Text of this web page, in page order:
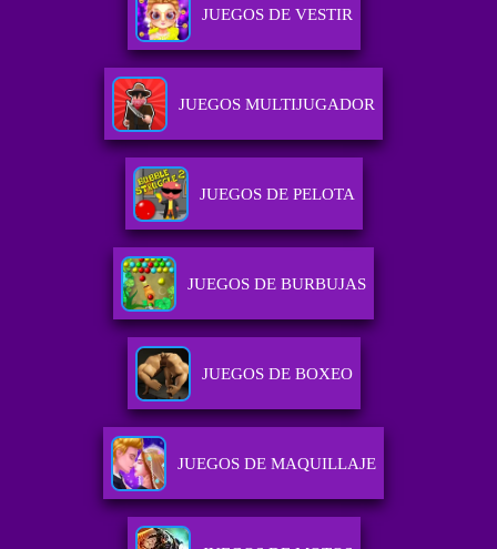
JUEGOS DE VESTIR
JUEGOS MULTIJUGADOR
JUEGOS DE PELOTA
JUEGOS DE BURBUJAS
JUEGOS DE BOXEO
JUEGOS DE MAQUILLAJE